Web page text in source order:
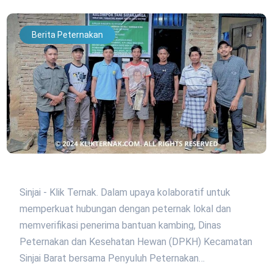
Berita Peternakan
Sinjai - Klik Ternak. Dalam upaya kolaboratif untuk
memperkuat hubungan dengan peternak lokal dan
memverifikasi penerima bantuan kambing, Dinas
Peternakan dan Kesehatan Hewan (DPKH) Kecamatan
Sinjai Barat bersama Penyuluh Peternakan…